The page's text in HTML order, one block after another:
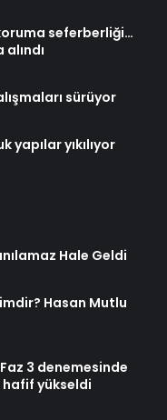
seferberliği…
sürüyor
yapılar yıkılıyor
Hale Geldi
Hasan Mutlu
3 denemesinde
hafif yükseldi